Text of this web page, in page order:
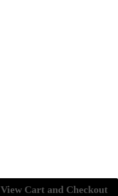
View Cart and Checkout